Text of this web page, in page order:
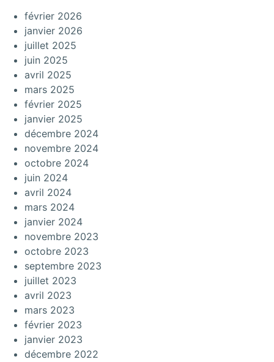
février 2026
janvier 2026
juillet 2025
juin 2025
avril 2025
mars 2025
février 2025
janvier 2025
décembre 2024
novembre 2024
octobre 2024
juin 2024
avril 2024
mars 2024
janvier 2024
novembre 2023
octobre 2023
septembre 2023
juillet 2023
avril 2023
mars 2023
février 2023
janvier 2023
décembre 2022